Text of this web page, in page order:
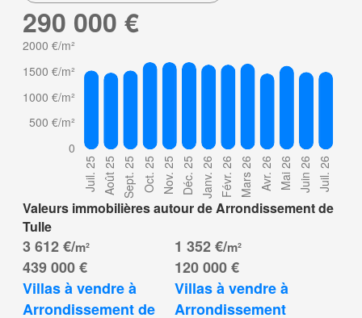
290 000 €
Valeurs immobilières autour de Arrondissement de
Tulle
439 000 €
3 612 €/m²
Villas à vendre à
Arrondissement de
120 000 €
1 352 €/m²
Villas à vendre à
Arrondissement